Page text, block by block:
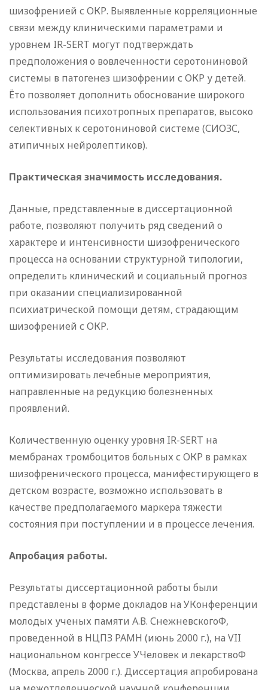
шизофренией с ОКР. Выявленные корреляционные
связи между клиническими параметрами и
уровнем IR-SERT могут подтверждать
предположения о вовлеченности серотониновой
системы в патогенез шизофрении с ОКР у детей.
Ёто позволяет дополнить обоснование широкого
использования психотропных препаратов, высоко
селективных к серотониновой системе (СИОЗС,
атипичных нейролептиков).
Практическая значимость исследования.
Данные, представленные в диссертационной
работе, позволяют получить ряд сведений о
характере и интенсивности шизофренического
процесса на основании структурной типологии,
определить клинический и социальный прогноз
при оказании специализированной
психиатрической помощи детям, страдающим
шизофренией с ОКР.
Результаты исследования позволяют
оптимизировать лечебные мероприятия,
направленные на редукцию болезненных
проявлений.
Количественную оценку уровня IR-SERT на
мембранах тромбоцитов больных с ОКР в рамках
шизофренического процесса, манифестирующего в
детском возрасте, возможно использовать в
качестве предполагаемого маркера тяжести
состояния при поступлении и в процессе лечения.
Апробация работы.
Результаты диссертационной работы были
представлены в форме докладов на УКонференции
молодых ученых памяти А.В. СнежневскогоФ,
проведенной в НЦПЗ РАМН (июнь 2000 г.), на VII
национальном конгрессе УЧеловек и лекарствоФ
(Москва, апрель 2000 г.). Диссертация апробирована